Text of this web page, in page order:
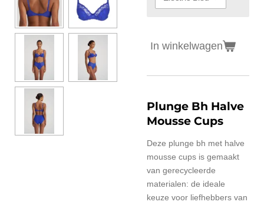
In winkelwagen
Plunge Bh Halve
Mousse Cups
Deze plunge bh met halve
mousse cups is gemaakt
van gerecycleerde
materialen: de ideale
keuze voor liefhebbers van